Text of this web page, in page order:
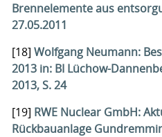
Brennelemente aus
27.05.2011
[18] Wolfgang Neumann:
2013 in: BI Lüchow-
2013, S. 24
[19] RWE Nuclear GmbH:
Rückbauanlage